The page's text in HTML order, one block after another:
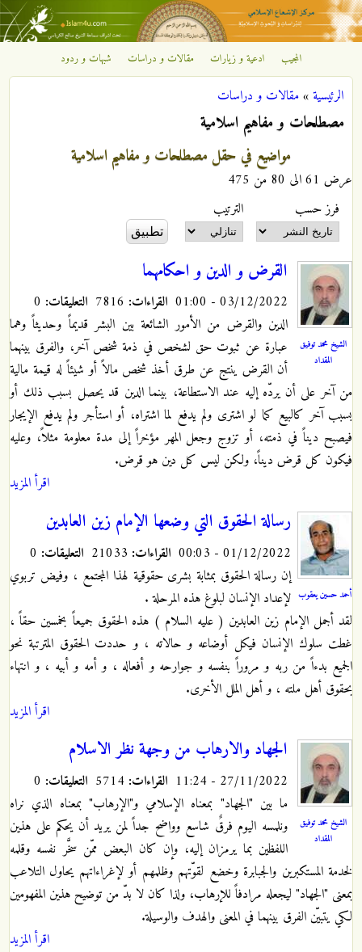
تجاوز إلى المحتوى الرئيسي
مركز
الإشعاع
الإسلامي
المجيب ادعية و زيارات مقالات و دراسات شبهات و ردود
أنت هنا
الرئيسية»مقالات و دراسات
مصطلحات و مفاهيم اسلامية
مواضيع في حقل مصطلحات و مفاهيم اسلامية
عرض 61 الى 80 من 475
‏فرز حسب ‏
‏الترتيب ‏
الشيخ محمد توفيق
المقداد
القرض و الدين و احكامهما
03/12/2022 - 01:00 القراءات: التعليقات:
الدين والقرض من الأمور الشائعة بين البشر قديماً وحديثاً وهما
عبارة عن ثبوت حق لشخص في ذمة شخص آخر، والفرق بينهما
أن القرض ينتج عن طرق أخذ شخص مالاً أو شيئاً له قيمة مالية
من آخر على أن يردّه إليه عند الاستطاعة، بينما الدين قد يحصل بسبب ذلك أو
بسبب آخر كالبيع كما لو اشترى ولم يدفع لما اشتراه، أو استأجر ولم يدفع الإيجار
فيصبح ديناً في ذمته، أو تزوج وجعل المهر مؤخراً إلى مدة معلومة مثلاً، وعليه
فيكون كل قرض ديناً، ولكن ليس كل دين هو قرض.
اقرأ المزيد
أحمد حسين يعقوب
رسالة الحقوق التي وضعها الإمام زين العابدين
01/12/2022 - 00:03 القراءات: التعليقات:
إن رسالة الحقوق بمثابة بشرى حقوقية لهذا المجتمع ، وفيض تربوي
لإعداد الإنسان لبلوغ هذه المرحلة .
لقد أجمل الإمام زين العابدين ( عليه السلام ) هذه الحقوق جميعاً بخمسين حقاً ،
غطت سلوك الإنسان في‏كل أوضاعه و حالاته ، و حددت الحقوق المترتبة نحو
الجميع بدءاً من ربه و مروراً بنفسه و جوارحه و أفعاله ، و أمه و أبيه ، و انتهاء
بحقوق أهل ملته ، و أهل الملل الأخرى.
اقرأ المزيد
الشيخ محمد توفيق
المقداد
الجهاد والارهاب من وجهة نظر الاسلام
27/11/2022 - 11:24 القراءات: التعليقات:
ما بين "الجهاد" بمعناه الإسلامي و"الإرهاب" بمعناه الذي نراه
ونلمسه اليوم فرقٌ شاسع وواضح جداً لمن يريد أن يحكم على هذين
اللفظين بما يرمزان إليه، وإن كان البعض ممّن سخَّر نفسه وقلمه
لخدمة المستكبرين والجبابرة وخضع لقوّتهم وظلمهم أو لإغراءاتهم يحاول التلاعب
بمعنى "الجهاد" ليجعله مرادفاً للإرهاب، ولذا كان لا بدّ من توضيح هذين المفهومين
لكي يتبيّن الفرق بينهما في المعنى والهدف والوسيلة.
اقرأ المزيد